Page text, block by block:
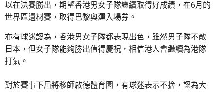
以在決賽勝出，期望香港男女子隊繼續取得好成績，在6月的
世界區遺材賽，取得巴黎奧運入場券。
亦有球迷認為，香港男女子隊都表現出色，雖然男子隊不敵
日本，但女子隊能夠勝出值得慶祝，相信港人會繼續為港隊
打氣。
對於賽事下屆將移師啟德體育園，有球迷表示不捨，認為大